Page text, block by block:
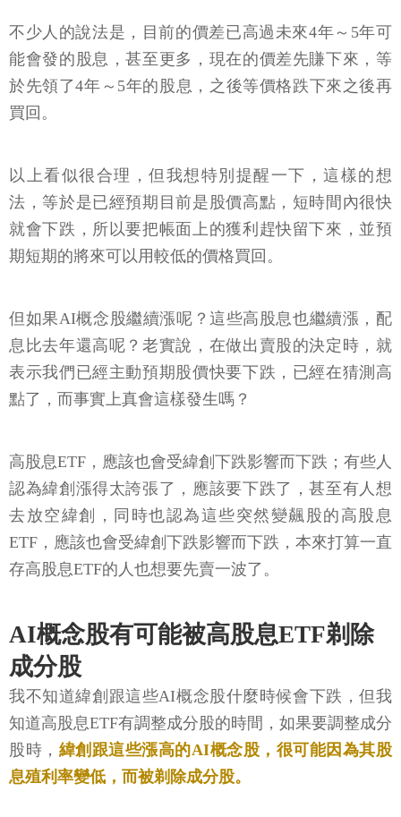
不少人的說法是，目前的價差已高過未來4年～5年可
能會發的股息，甚至更多，現在的價差先賺下來，等
於先領了4年～5年的股息，之後等價格跌下來之後再
買回。
以上看似很合理，但我想特別提醒一下，這樣的想
法，等於是已經預期目前是股價高點，短時間內很快
就會下跌，所以要把帳面上的獲利趕快留下來，並預
期短期的將來可以用較低的價格買回。
但如果AI概念股繼續漲呢？這些高股息也繼續漲，配
息比去年還高呢？老實說，在做出賣股的決定時，就
表示我們已經主動預期股價快要下跌，已經在猜測高
點了，而事實上真會這樣發生嗎？
高股息ETF，應該也會受緯創下跌影響而下跌；有些人
認為緯創漲得太誇張了，應該要下跌了，甚至有人想
去放空緯創，同時也認為這些突然變飆股的高股息
ETF，應該也會受緯創下跌影響而下跌，本來打算一直
存高股息ETF的人也想要先賣一波了。
AI概念股有可能被高股息ETF剃除
成分股
我不知道緯創跟這些AI概念股什麼時候會下跌，但我
知道高股息ETF有調整成分股的時間，如果要調整成分
股時， 緯創跟這些漲高的AI概念股，很可能因為其股
息殖利率變低，而被剃除成分股。